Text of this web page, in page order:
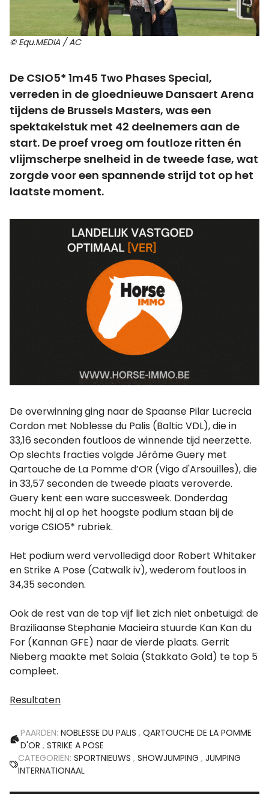
© Equ.MEDIA / AC
De CSIO5* 1m45 Two Phases Special,
verreden in de gloednieuwe Dansaert Arena
tijdens de Brussels Masters, was een
spektakelstuk met 42 deelnemers aan de
start. De proef vroeg om foutloze ritten én
vlijmscherpe snelheid in de tweede fase, wat
zorgde voor een spannende strijd tot op het
laatste moment.
De overwinning ging naar de Spaanse Pilar Lucrecia
Cordon met Noblesse du Palis (Baltic VDL), die in
33,16 seconden foutloos de winnende tijd neerzette.
Op slechts fracties volgde Jérôme Guery met
Qartouche de La Pomme d’OR (Vigo d'Arsouilles), die
in 33,57 seconden de tweede plaats veroverde.
Guery kent een ware succesweek. Donderdag
mocht hij al op het hoogste podium staan bij de
vorige CSIO5* rubriek.
Het podium werd vervolledigd door Robert Whitaker
en Strike A Pose (Catwalk iv), wederom foutloos in
34,35 seconden.
Ook de rest van de top vijf liet zich niet onbetuigd: de
Braziliaanse Stephanie Macieira stuurde Kan Kan du
For (Kannan GFE) naar de vierde plaats. Gerrit
Nieberg maakte met Solaia (Stakkato Gold) te top 5
compleet.
Resultaten
PAARDEN: NOBLESSE DU PALIS , QARTOUCHE DE LA POMME
D'OR , STRIKE A POSE
CATEGORIËN: SPORTNIEUWS , SHOWJUMPING , JUMPING
INTERNATIONAAL